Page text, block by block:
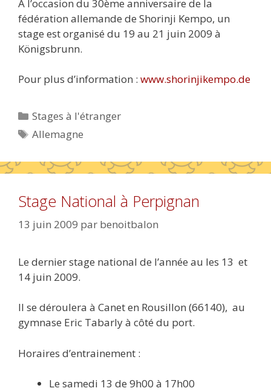
A l’occasion du 30ème anniversaire de la
fédération allemande de Shorinji Kempo, un
stage est organisé du 19 au 21 juin 2009 à
Königsbrunn.
Pour plus d’information : www.shorinjikempo.de
Catégories
Stages à l'étranger
Étiquettes
Allemagne
Stage National à Perpignan
13 juin 2009 par benoitbalon
Le dernier stage national de l’année au les 13 et
14 juin 2009.
Il se déroulera à Canet en Rousillon (66140), au
gymnase Eric Tabarly à côté du port.
Horaires d’entrainement :
Le samedi 13 de 9h00 à 17h00